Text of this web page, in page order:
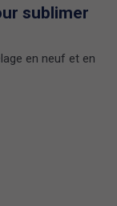
sublimer
en neuf et en